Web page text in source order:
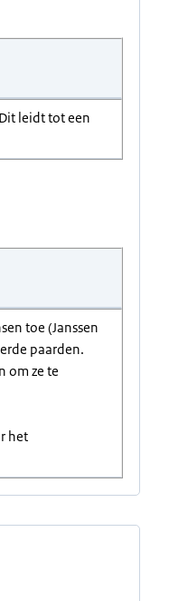
leidt tot een
toe (Janssen
paarden.
om ze te
het